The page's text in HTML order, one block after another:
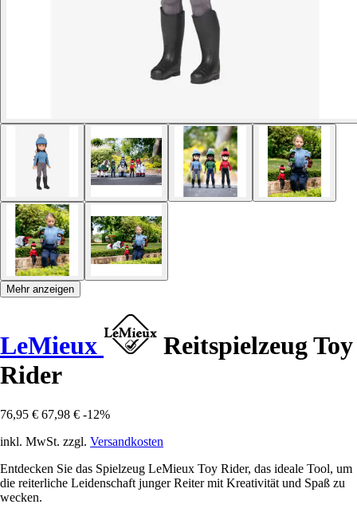
Mehr anzeigen
LeMieux
Reitspielzeug Toy
Rider
76,95 € 67,98 € -12%
inkl. MwSt. zzgl. Versandkosten
Entdecken Sie das Spielzeug LeMieux Toy Rider, das ideale Tool, um
die reiterliche Leidenschaft junger Reiter mit Kreativität und Spaß zu
wecken.